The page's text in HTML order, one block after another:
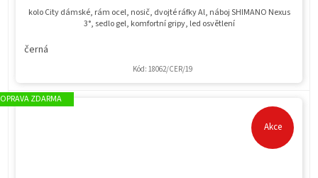
kolo City dámské, rám ocel, nosič, dvojté ráfky Al, náboj SHIMANO Nexus
3°, sedlo gel, komfortní gripy, led osvětlení
černá
Kód: 18062/CER/19
Akce
ZDARMA